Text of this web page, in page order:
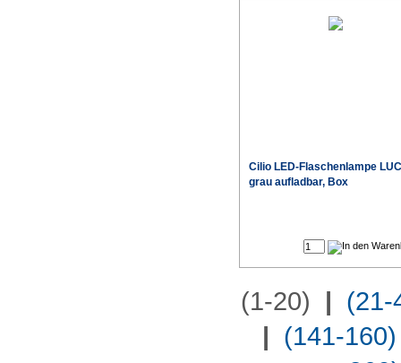
Cilio LED-Flaschenlampe
grau aufladbar, Box
(1-20) | (21-
| (141-160)